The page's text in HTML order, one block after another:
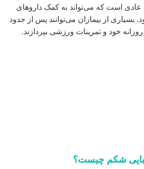
عادی است که می‌تواند به کمک داروهای
بسیاری از بیماران می‌توانند پس از حدود